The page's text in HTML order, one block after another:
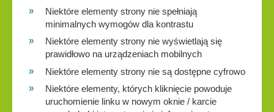
Niektóre elementy strony nie spełniają
minimalnych wymogów dla kontrastu
Niektóre elementy strony nie wyświetlają się
prawidłowo na urządzeniach mobilnych
Niektóre elementy strony nie są dostępne cyfrowo
Niektóre elementy, których kliknięcie powoduje
uruchomienie linku w nowym oknie / karcie